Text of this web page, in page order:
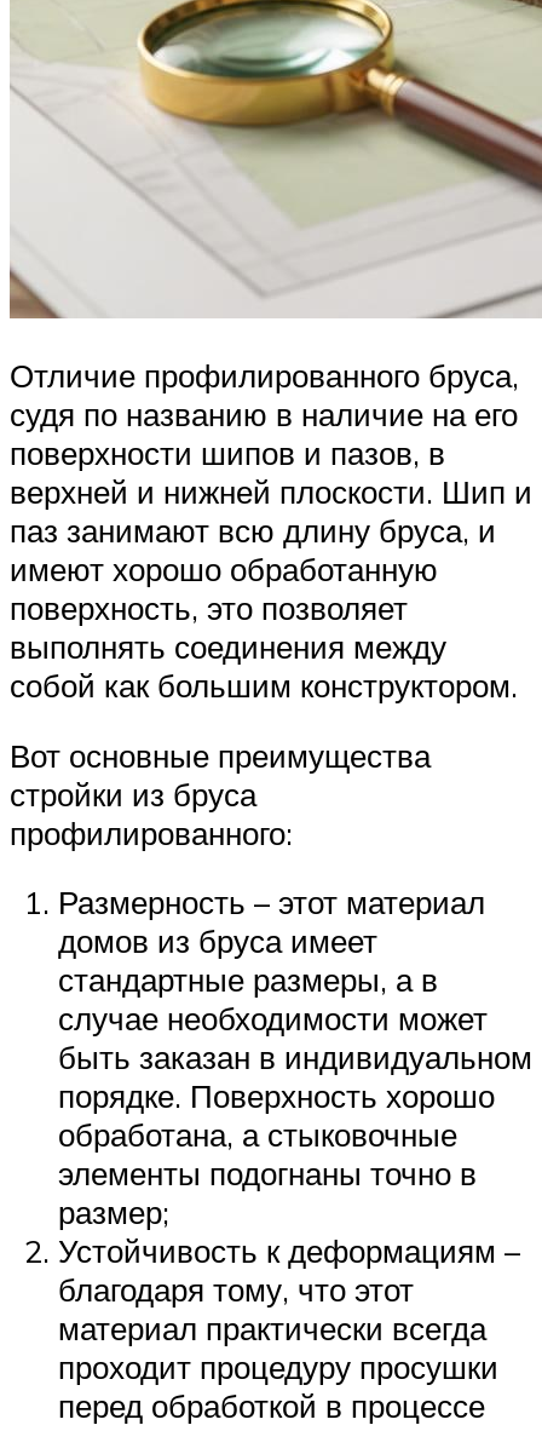
Отличие профилированного бруса,
судя по названию в наличие на его
поверхности шипов и пазов, в
верхней и нижней плоскости. Шип и
паз занимают всю длину бруса, и
имеют хорошо обработанную
поверхность, это позволяет
выполнять соединения между
собой как большим конструктором.
Вот основные преимущества
стройки из бруса
профилированного:
Размерность – этот материал
домов из бруса имеет
стандартные размеры, а в
случае необходимости может
быть заказан в индивидуальном
порядке. Поверхность хорошо
обработана, а стыковочные
элементы подогнаны точно в
размер;
Устойчивость к деформациям –
благодаря тому, что этот
материал практически всегда
проходит процедуру просушки
перед обработкой в процессе